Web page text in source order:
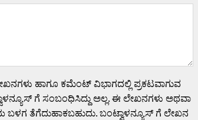
ಹಾಗೂ ಕಮೆಂಟ್ ವಿಭಾಗದಲ್ಲಿ ಪ್ರಕಟವಾಗುವ
ಗೆ ಸಂಬಂಧಿಸಿದ್ದು ಅಲ್ಲ. ಈ ಲೇಖನಗಳು ಅಥವಾ
ತೆಗೆದುಹಾಕಬಹುದು. ಬಂಟ್ವಾಳನ್ಯೂಸ್ ಗೆ ಲೇಖನ